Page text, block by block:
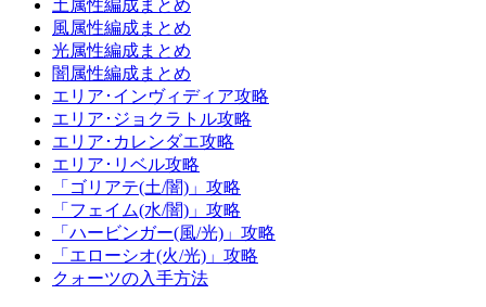
土属性編成まとめ
風属性編成まとめ
光属性編成まとめ
闇属性編成まとめ
エリア･インヴィディア攻略
エリア･ジョクラトル攻略
エリア･カレンダエ攻略
エリア･リベル攻略
「ゴリアテ(土/闇)」攻略
「フェイム(水/闇)」攻略
「ハービンガー(風/光)」攻略
「エローシオ(火/光)」攻略
クォーツの入手方法